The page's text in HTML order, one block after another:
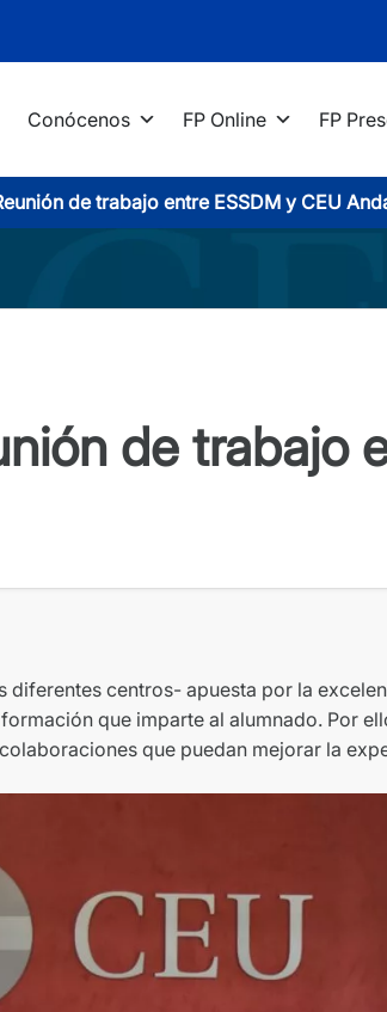
Conócenos FP Online FP
de trabajo entre ESSDM y CEU
de trabajo
diferentes centros- apuesta por la
que imparte al alumnado. Por
que puedan mejorar la